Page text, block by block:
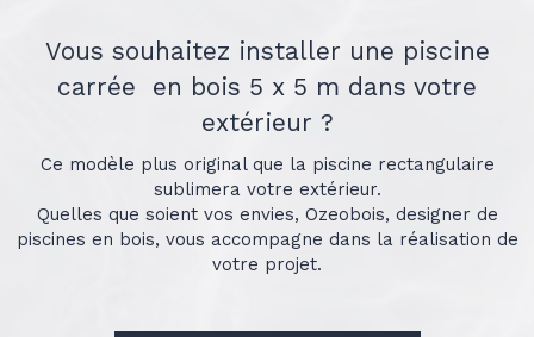
Vous souhaitez installer une piscine
carrée en bois 5 x 5 m dans votre
extérieur ?
Ce modèle plus original que la piscine rectangulaire
sublimera votre extérieur.
Quelles que soient vos envies, Ozeobois, designer de
piscines en bois, vous accompagne dans la réalisation de
votre projet.